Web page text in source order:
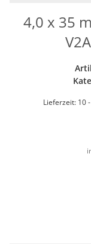
4,0 x 35
Lieferzeit: 10